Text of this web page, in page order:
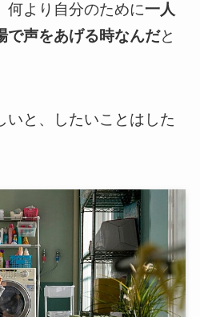
何より自分のために一人
で声をあげる時なんだと
いと、したいことはした